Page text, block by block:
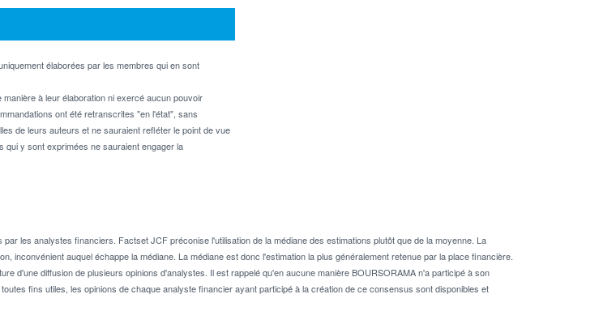
élaborées par les membres qui en sont
à leur élaboration ni exercé aucun pouvoir
ont été retranscrites "en l'état", sans
de leurs auteurs et ne sauraient refléter le point de vue
qui y sont exprimées ne sauraient engager la
les analystes financiers. Factset JCF préconise l'utilisation de la médiane des estimations plutôt que de la moyenne. La
inconvénient auquel échappe la médiane. La médiane est donc l'estimation la plus généralement retenue par la place financière.
d'une diffusion de plusieurs opinions d'analystes. Il est rappelé qu'en aucune manière BOURSORAMA n'a participé à son
fins utiles, les opinions de chaque analyste financier ayant participé à la création de ce consensus sont disponibles et